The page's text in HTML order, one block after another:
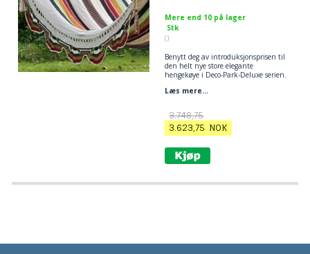
Mere end 10 på lager
Stk
()
Benytt deg av introduksjonsprisen til
den helt nye store elegante
hengekøye i Deco-Park-Deluxe serien.
mer komfort.
Læs mere...
3.748,75
3.623,75 NOK